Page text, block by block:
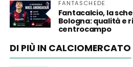
FANTASCHEDE
Fantacalcio, la
Bologna: qualità e
centrocampo
DI PIÙ IN CALCIOMERCATO